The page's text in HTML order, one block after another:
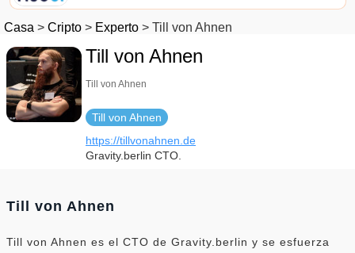
Casa > Cripto > Experto > Till von Ahnen
Till von Ahnen
Till von Ahnen
Till von Ahnen
https://tillvonahnen.de
Gravity.berlin CTO.
Till von Ahnen
Till von Ahnen es el CTO de Gravity.berlin y se esfuerza